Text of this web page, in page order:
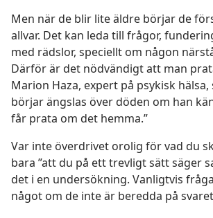
Men när de blir lite äldre börjar de
allvar. Det kan leda till frågor,
med rädslor, speciellt om någon
Därför är det nödvändigt att man
Marion Haza, expert på psykisk hälsa,
börjar ängslas över döden om han
får prata om det hemma.”
Var inte överdrivet orolig för vad du
bara ”att du på ett trevligt sätt säger
det i en undersökning. Vanligtvis
något om de inte är beredda på